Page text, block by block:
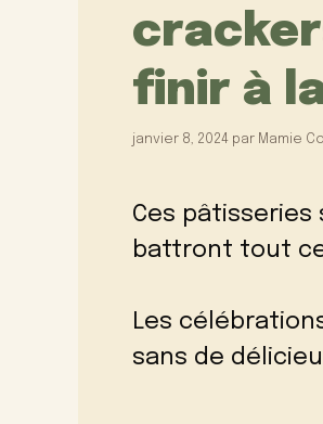
finir à
janvier 8, 2024 par Mamie
Ces pâtisseries
battront tout ce
Les
sans de